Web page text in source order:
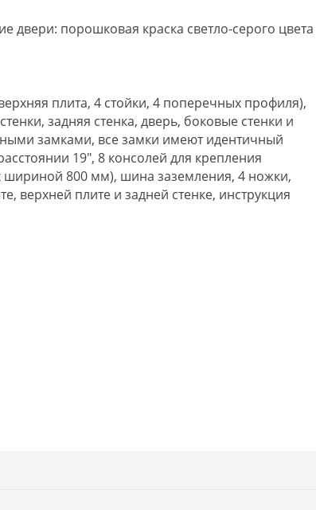
двери: порошковая краска светло-серого цвета
плита, 4 стойки, 4 поперечных профиля),
задняя стенка, дверь, боковые стенки и
замками, все замки имеют идентичный
19", 8 консолей для крепления
800 мм), шина заземления, 4 ножки,
верхней плите и задней стенке, инструкция